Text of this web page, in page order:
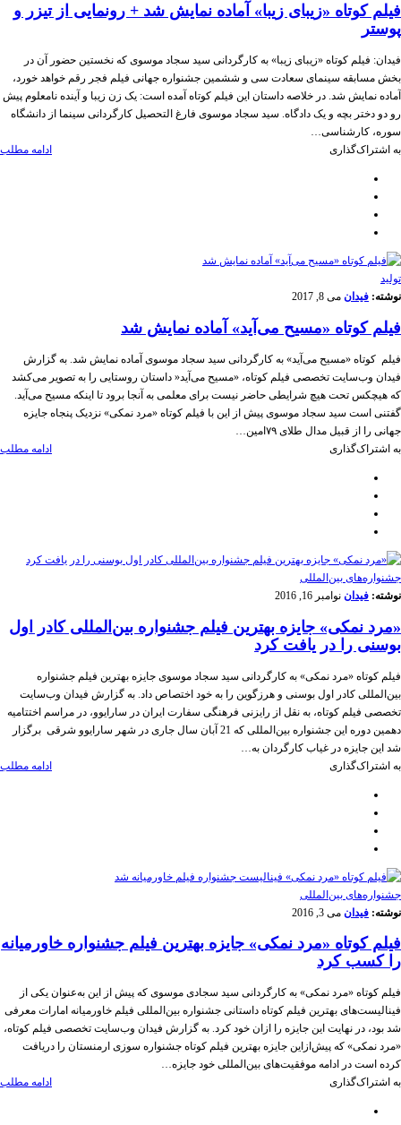
فیلم کوتاه «زیبای زیبا» آماده نمایش شد + رونمایی از تیزر و
پوستر
فیدان: فیلم کوتاه «زیبای زیبا» به کارگردانی سید سجاد موسوی که نخستین حضور آن در
بخش مسابقه سینمای سعادت سی و ششمین جشنواره جهانی فیلم فجر رقم خواهد خورد،
آماده نمایش شد. در خلاصه داستان این فیلم کوتاه آمده است: یک زن زیبا و آینده نامعلوم پیش
رو دو دختر بچه و یک دادگاه. سید سجاد موسوی فارغ التحصیل کارگردانی سینما از دانشگاه
سوره، کارشناسی…
ادامه مطلب
به اشتراک‌گذاری
تولید
نوشته: فیدان می 8, 2017
فیلم کوتاه «مسیح می‌آید» آماده نمایش شد
فیلم کوتاه «مسیح می‌آید» به کارگردانی سید سجاد موسوی آماده نمایش شد. به گزارش
فیدان وب‌سایت تخصصی فیلم کوتاه، «مسیح می‌آید« داستان روستایی را به تصویر می‌کشد
که هیچکس تحت هیچ شرایطی حاضر نیست برای معلمی به آنجا برود تا اینکه مسیح می‌آید.
گفتنی است سید سجاد موسوی پیش از این با فیلم کوتاه «مرد نمکی» نزدیک پنجاه جایزه
جهانی را از قبیل مدال طلای ۷۹امین…
ادامه مطلب
به اشتراک‌گذاری
‌‌جشنواره‌های بین‌المللی
نوشته: فیدان نوامبر 16, 2016
«مرد نمکی» جایزه بهترین فیلم جشنواره بین‌المللی کادر اول
بوسنی را در یافت کرد
فیلم کوتاه «مرد نمکی» به کارگردانی سید سجاد موسوی جایزه بهترین فیلم جشنواره
بین‌المللی کادر اول بوسنی و هرزگوین را به خود اختصاص داد. به گزارش فیدان وب‌سایت
تخصصی فیلم کوتاه، به نقل از رایزنی فرهنگی سفارت ایران در سارایوو، در مراسم اختتامیه
دهمین دوره این جشنواره بین‌المللی که 21 آبان سال جاری در شهر سارایوو شرقی برگزار
شد این جایزه در غیاب کارگردان به…
ادامه مطلب
به اشتراک‌گذاری
‌‌جشنواره‌های بین‌المللی
نوشته: فیدان می 3, 2016
فیلم کوتاه «مرد نمکی» جایزه بهترین فیلم جشنواره خاورمیانه
را کسب کرد
فیلم کوتاه «مرد نمکی» به کارگردانی سید سجادی موسوی که پیش از این به‌عنوان یکی از
فینالیست‌های بهترین فیلم کوتاه داستانی جشنواره بین‌المللی فیلم خاورمیانه امارات معرفی
شد بود، در نهایت این جایزه را ازان خود کرد. به گزارش فیدان وب‌سایت تخصصی فیلم کوتاه،
«مرد نمکی» که پیش‌ازاین جایزه بهترین فیلم کوتاه جشنواره سوزی ارمنستان را دریافت
کرده است در ادامه موفقیت‌های بین‌المللی خود جایزه…
ادامه مطلب
به اشتراک‌گذاری